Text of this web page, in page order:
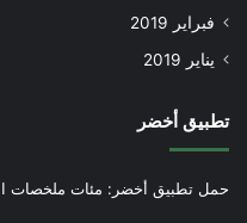
فبراير 2019
يناير 2019
تطبيق أخضر
حمل تطبيق أخضر: مئات ملخصات